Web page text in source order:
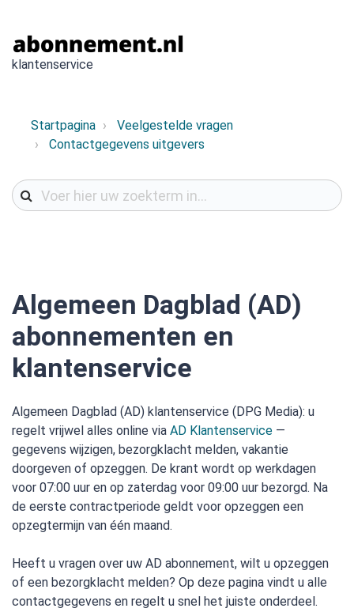
klantenservice
Startpagina
Veelgestelde vragen
Contactgegevens uitgevers
Algemeen Dagblad (AD)
abonnementen en
klantenservice
Algemeen Dagblad (AD) klantenservice (DPG Media): u
regelt vrijwel alles online via AD Klantenservice —
gegevens wijzigen, bezorgklacht melden, vakantie
doorgeven of opzeggen. De krant wordt op werkdagen
voor 07:00 uur en op zaterdag voor 09:00 uur bezorgd. Na
de eerste contractperiode geldt voor opzeggen een
opzegtermijn van één maand.
Heeft u vragen over uw AD abonnement, wilt u opzeggen
of een bezorgklacht melden? Op deze pagina vindt u alle
contactgegevens en regelt u snel het juiste onderdeel.